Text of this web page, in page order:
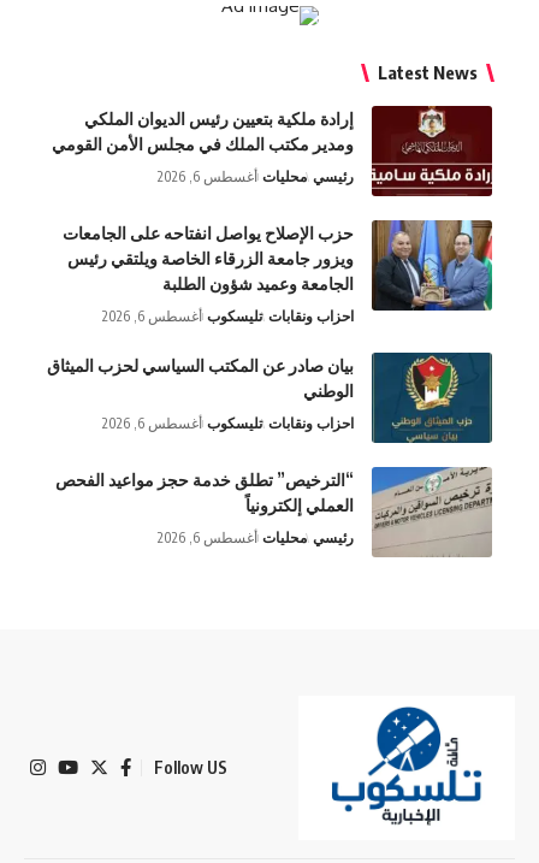
Latest News
إرادة ملكية بتعيين رئيس الديوان الملكي
ومدير مكتب الملك في مجلس الأمن القومي
رئيسي محليات أغسطس 6, 2026
حزب الإصلاح يواصل انفتاحه على الجامعات
ويزور جامعة الزرقاء الخاصة ويلتقي رئيس
الجامعة وعميد شؤون الطلبة
احزاب ونقابات تليسكوب أغسطس 6, 2026
بيان صادر عن المكتب السياسي لحزب الميثاق
الوطني
احزاب ونقابات تليسكوب أغسطس 6, 2026
“الترخيص” تطلق خدمة حجز مواعيد الفحص
العملي إلكترونياً
رئيسي محليات أغسطس 6, 2026
Follow US